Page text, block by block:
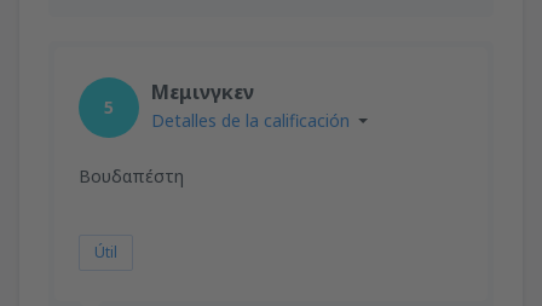
5
Μεμινγκεν
Detalles de la calificación
Βουδαπέστη
Útil